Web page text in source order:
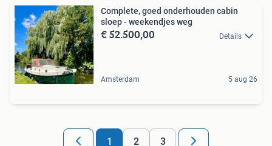
Complete, goed onderhouden cabin
sloep - weekendjes weg
€ 52.500,00 Details
Amsterdam 5 aug 26
1 2 3